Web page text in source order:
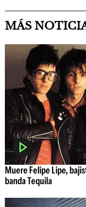
MÁS
Muere Felipe Lipe,
banda Tequila